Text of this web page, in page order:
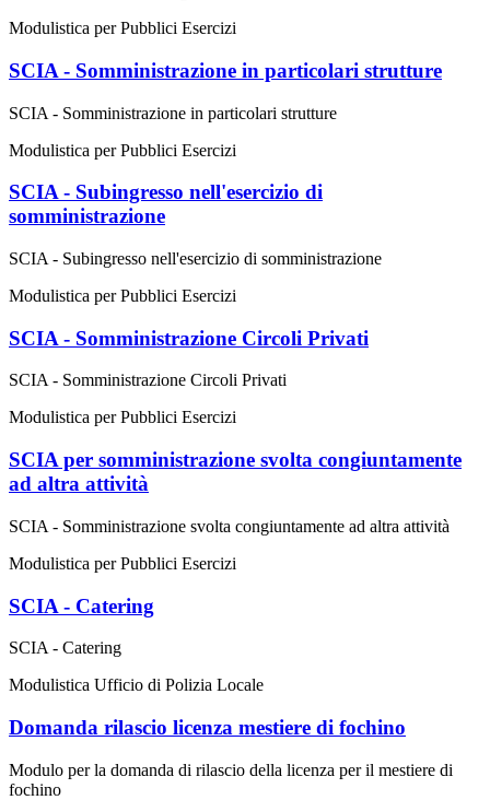
Modulistica per Pubblici Esercizi
SCIA - Somministrazione in particolari strutture
SCIA - Somministrazione in particolari strutture
Modulistica per Pubblici Esercizi
SCIA - Subingresso nell'esercizio di
somministrazione
SCIA - Subingresso nell'esercizio di somministrazione
Modulistica per Pubblici Esercizi
SCIA - Somministrazione Circoli Privati
SCIA - Somministrazione Circoli Privati
Modulistica per Pubblici Esercizi
SCIA per somministrazione svolta congiuntamente
ad altra attività
SCIA - Somministrazione svolta congiuntamente ad altra attività
Modulistica per Pubblici Esercizi
SCIA - Catering
SCIA - Catering
Modulistica Ufficio di Polizia Locale
Domanda rilascio licenza mestiere di fochino
Modulo per la domanda di rilascio della licenza per il mestiere di
fochino